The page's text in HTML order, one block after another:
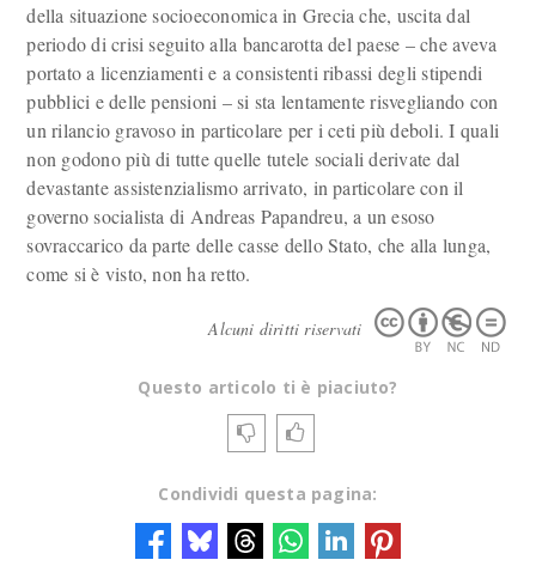
della situazione socioeconomica in Grecia che, uscita dal
periodo di crisi seguito alla bancarotta del paese – che aveva
portato a licenziamenti e a consistenti ribassi degli stipendi
pubblici e delle pensioni – si sta lentamente risvegliando con
un rilancio gravoso in particolare per i ceti più deboli. I quali
non godono più di tutte quelle tutele sociali derivate dal
devastante assistenzialismo arrivato, in particolare con il
governo socialista di Andreas Papandreu, a un esoso
sovraccarico da parte delle casse dello Stato, che alla lunga,
come si è visto, non ha retto.
Alcuni diritti riservati
Questo articolo ti è piaciuto?
Condividi questa pagina: